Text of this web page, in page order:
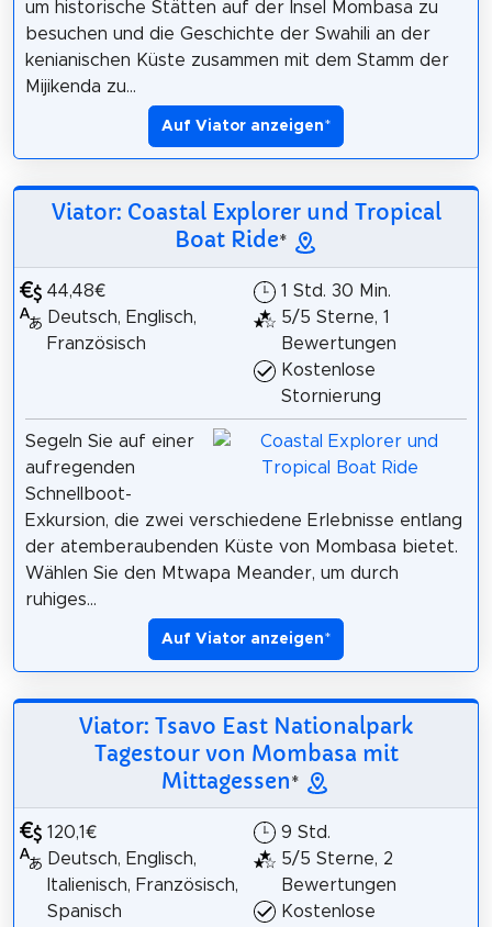
um historische Stätten auf der Insel Mombasa zu
besuchen und die Geschichte der Swahili an der
kenianischen Küste zusammen mit dem Stamm der
Mijikenda zu...
Auf Viator anzeigen*
Viator: Coastal Explorer und Tropical
Boat Ride*
44,48€
Deutsch, Englisch,
Französisch
1 Std. 30 Min.
5/5 Sterne, 1
Bewertungen
Kostenlose
Stornierung
Segeln Sie auf einer
aufregenden
Schnellboot-
Exkursion, die zwei verschiedene Erlebnisse entlang
der atemberaubenden Küste von Mombasa bietet.
Wählen Sie den Mtwapa Meander, um durch
ruhiges...
Auf Viator anzeigen*
Viator: Tsavo East Nationalpark
Tagestour von Mombasa mit
Mittagessen*
120,1€
Deutsch, Englisch,
Italienisch, Französisch,
Spanisch
9 Std.
5/5 Sterne, 2
Bewertungen
Kostenlose